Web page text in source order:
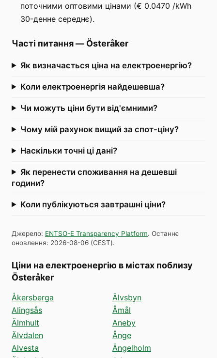
поточними оптовими цінами (€ 0.0470 /kWh
30-денне середнє).
Часті питання— Österåker
Як визначається ціна на електроенергію?
Коли електроенергія найдешевша?
Чи можуть ціни бути від'ємними?
Чому мій рахунок вищий за спот-ціну?
Наскільки точні ці дані?
Як перенести споживання на дешевші
години?
Коли публікуються завтрашні ціни?
Джерело: ENTSO-E Transparency Platform. Останнє
оновлення: 2026-08-06 (CEST).
Ціни на електроенергію в містах поблизу
Österåker
Åkersberga
Alingsås
Älmhult
Älvdalen
Alvesta
Älvsbyn
Åmål
Aneby
Ånge
Ängelholm